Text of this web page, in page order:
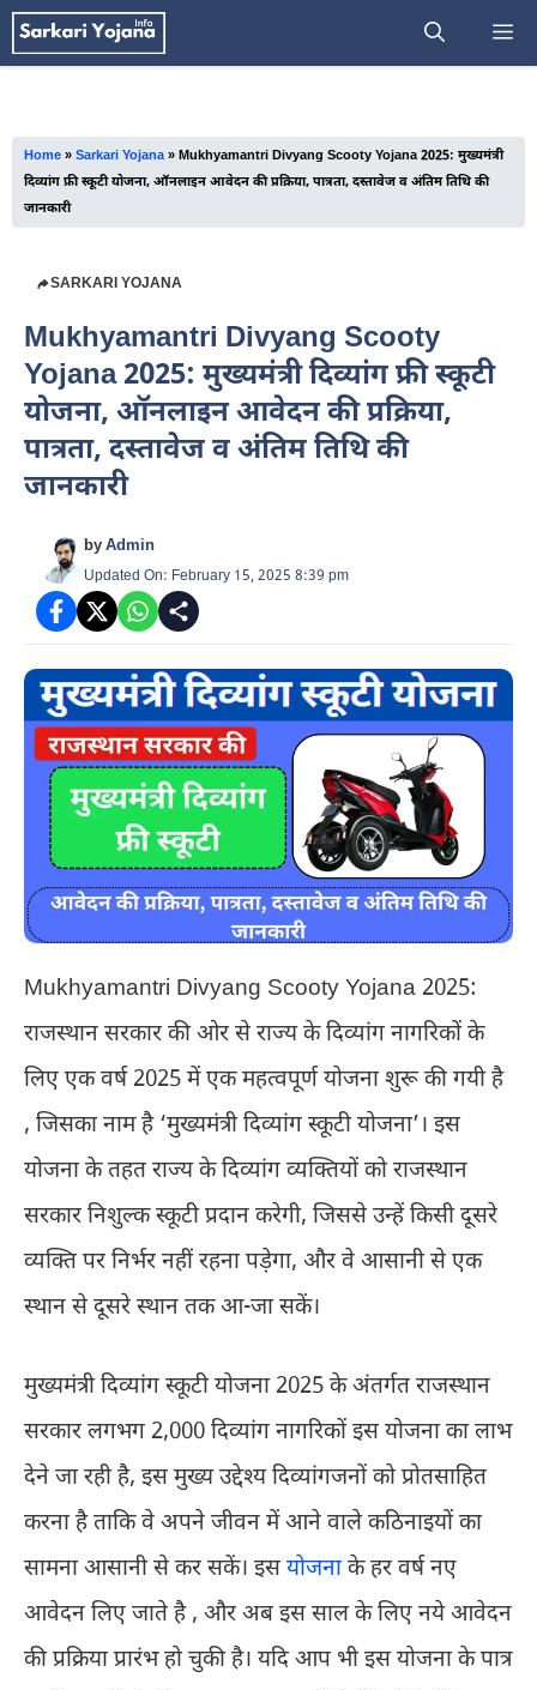
Skip
to
Home » Sarkari Yojana» Mukhyamantri Divyang Scooty Yojana 2025: मुख्यमंत्री
दिव्यांग फ्री स्कूटी योजना, ऑनलाइन आवेदन की प्रक्रिया, पात्रता, दस्तावेज व अंतिम तिथि की
जानकारी
SARKARI YOJANA
Mukhyamantri Divyang Scooty
Yojana 2025: मुख्यमंत्री दिव्यांग फ्री स्कूटी
योजना, ऑनलाइन आवेदन की प्रक्रिया,
पात्रता, दस्तावेज व अंतिम तिथि की
जानकारी
byAdmin
Updated On: February 15, 2025 8:39 pm
Mukhyamantri Divyang Scooty Yojana 2025:
राजस्थान सरकार की ओर से राज्य के दिव्यांग नागरिकों के
लिए एक वर्ष 2025 में एक महत्वपूर्ण योजना शुरू की गयी है
, जिसका नाम है ‘मुख्यमंत्री दिव्यांग स्कूटी योजना’। इस
योजना के तहत राज्य के दिव्यांग व्यक्तियों को राजस्थान
सरकार निशुल्क स्कूटी प्रदान करेगी, जिससे उन्हें किसी दूसरे
व्यक्ति पर निर्भर नहीं रहना पड़ेगा, और वे आसानी से एक
स्थान से दूसरे स्थान तक आ-जा सकें।
मुख्यमंत्री दिव्यांग स्कूटी योजना 2025 के अंतर्गत राजस्थान
सरकार लगभग 2,000 दिव्यांग नागरिकों इस योजना का लाभ
देने जा रही है, इस मुख्य उद्देश्य दिव्यांगजनों को प्रोतसाहित
करना है ताकि वे अपने जीवन में आने वाले कठिनाइयों का
सामना आसानी से कर सकें। इसयोजनाके हर वर्ष नए
आवेदन लिए जाते है , और अब इस साल के लिए नये आवेदन
की प्रक्रिया प्रारंभ हो चुकी है। यदि आप भी इस योजना के पात्र